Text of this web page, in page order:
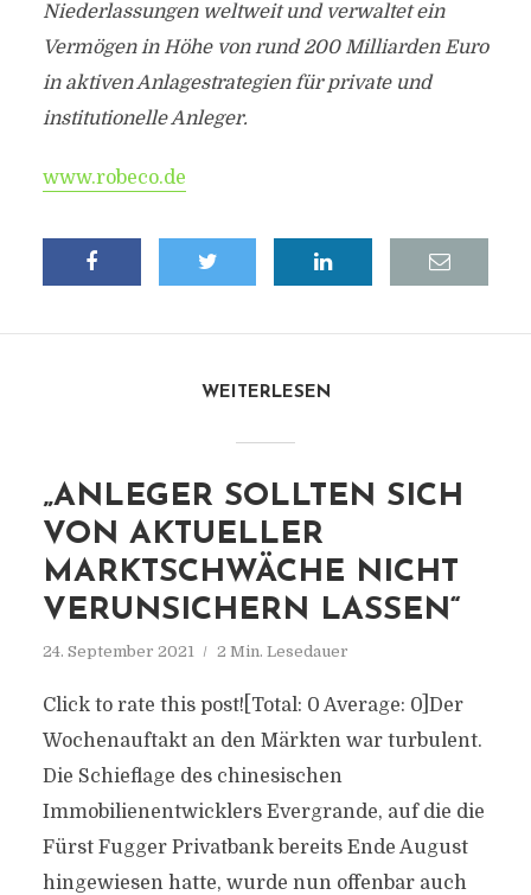
Niederlassungen weltweit und verwaltet ein
Vermögen in Höhe von rund 200 Milliarden Euro
in aktiven Anlagestrategien für private und
institutionelle Anleger.
www.robeco.de
WEITERLESEN
„ANLEGER SOLLTEN SICH
VON AKTUELLER
MARKTSCHWÄCHE NICHT
VERUNSICHERN LASSEN“
24. September 2021 2 Min. Lesedauer
Click to rate this post![Total: 0 Average: 0]Der
Wochenauftakt an den Märkten war turbulent.
Die Schieflage des chinesischen
Immobilienentwicklers Evergrande, auf die die
Fürst Fugger Privatbank bereits Ende August
hingewiesen hatte, wurde nun offenbar auch